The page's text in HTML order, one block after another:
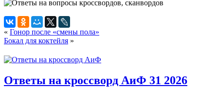
« Гонор после «смены пола»
Бокал для коктейля »
Ответы на кроссворд АиФ 31 2026